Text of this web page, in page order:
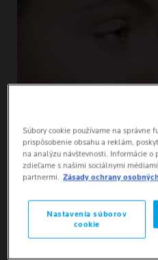
MNOŽSTVO
Aplikujte
Súbory cookie používame na správne
prispôsobenie obsahu a reklám,
na analýzu návštevnosti. Informácie o
zdieľame s našimi sociálnymi
partnermi. Zásady ochrany
Nastavenia súborov
cookie